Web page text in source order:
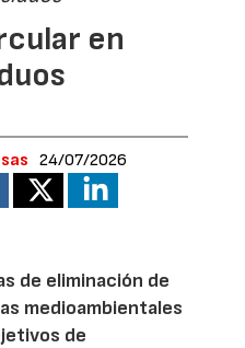
en
24/07/2026
de eliminación de
medioambientales
de